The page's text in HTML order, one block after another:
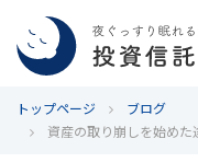
カウンセリング
トップページ
ブログ
資産の取り崩しを始めた